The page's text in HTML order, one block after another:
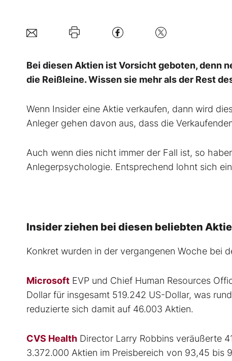
Bei diesen Aktien ist Vorsicht geboten, denn
die Reißleine. Wissen sie mehr als der Rest
Wenn Insider eine Aktie verkaufen, dann wird
Anleger gehen davon aus, dass die
Auch wenn dies nicht immer der Fall ist, so
Anlegerpsychologie. Entsprechend lohnt sich
Insider ziehen bei diesen beliebten
Konkret wurden in der vergangenen Woche bei
Microsoft EVP und Chief Human Resources
Dollar für insgesamt 519.242 US-Dollar, was
reduzierte sich damit auf 46.003 Aktien.
CVS Health Director Larry Robbins veräußerte
3.372.000 Aktien im Preisbereich von 93,45 bis